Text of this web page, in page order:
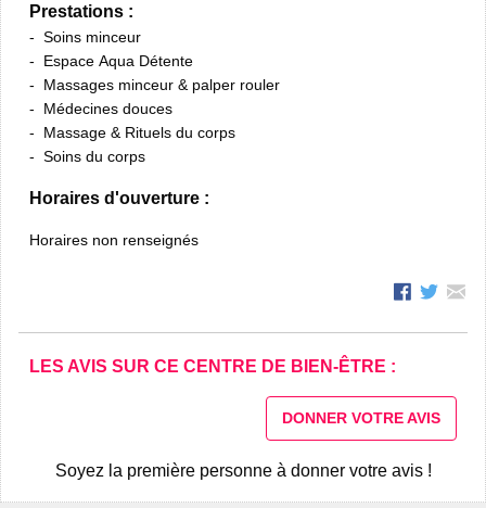
Prestations :
Soins minceur
Espace Aqua Détente
Massages minceur & palper rouler
Médecines douces
Massage & Rituels du corps
Soins du corps
Horaires d'ouverture :
Horaires non renseignés
LES AVIS SUR CE CENTRE DE BIEN-ÊTRE :
DONNER VOTRE AVIS
Soyez la première personne à donner votre avis !